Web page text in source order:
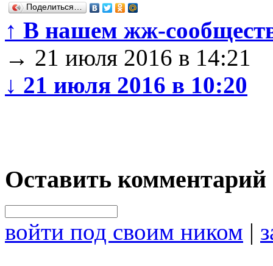
Поделиться…
↑ В нашем жж-
→ 21 июля 2016 в 14:21
↓ 21 июля 2016 в 10:20
Оставить комментарий
войти под своим ником |